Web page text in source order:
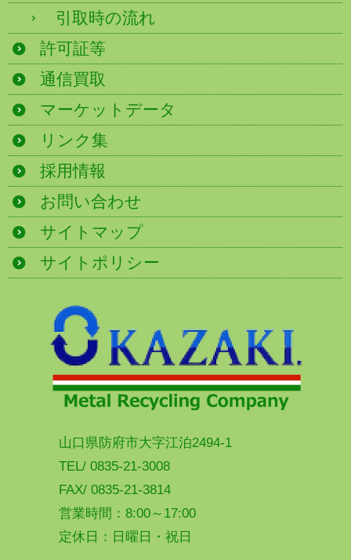
引取時の流れ
許可証等
通信買取
マーケットデータ
リンク集
採用情報
お問い合わせ
サイトマップ
サイトポリシー
山口県防府市大字江泊2494-1
TEL/ 0835-21-3008
FAX/ 0835-21-3814
営業時間：8:00～17:00
定休日：日曜日・祝日